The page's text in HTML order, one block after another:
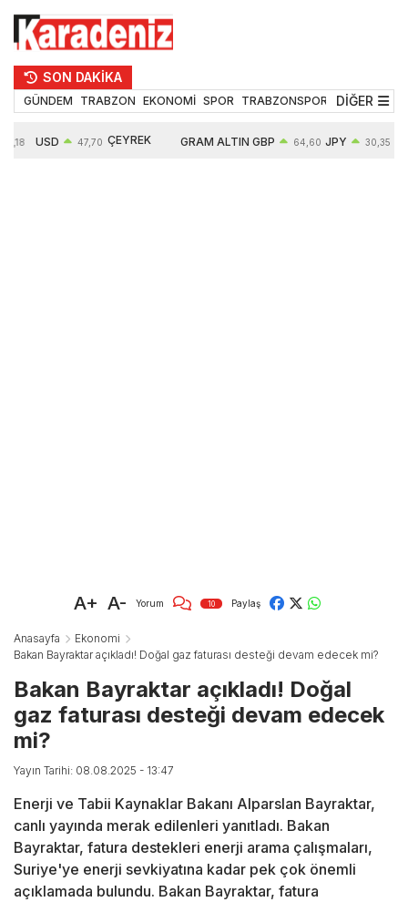
SON DAKİKA
GÜNDEM TRABZON EKONOMİ SPOR TRABZONSPOR TEKNOLOJİ
DİĞER
USD 47,70 ÇEYREK GRAM ALTIN GBP 64,60 JPY 30,35
A+ A- Yorum 10 Paylaş
Anasayfa
Ekonomi
Bakan Bayraktar açıkladı! Doğal gaz faturası desteği devam edecek mi?
Bakan Bayraktar açıkladı! Doğal
gaz faturası desteği devam edecek
mi?
Yayın Tarihi: 08.08.2025 - 13:47
Enerji ve Tabii Kaynaklar Bakanı Alparslan Bayraktar,
canlı yayında merak edilenleri yanıtladı. Bakan
Bayraktar, fatura destekleri enerji arama çalışmaları,
Suriye'ye enerji sevkiyatına kadar pek çok önemli
açıklamada bulundu. Bakan Bayraktar, fatura